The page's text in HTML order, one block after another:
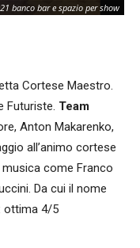
banco bar e spazio per show
Cortese Maestro.
Futuriste. Team
Anton Makarenko,
all’animo cortese
come Franco
Da cui il nome
ottima 4/5